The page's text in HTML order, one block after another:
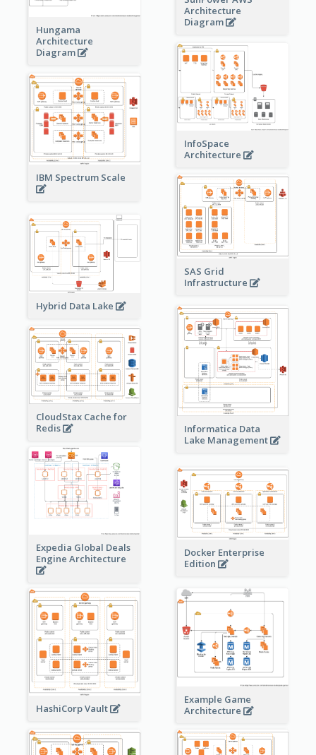
Hungama
Architecture
Diagram
Architecture
Diagram
InfoSpace
Architecture
IBM Spectrum Scale
SAS Grid
Infrastructure
Hybrid Data Lake
Informatica Data
Lake Management
CloudStax Cache for
Redis
Expedia Global Deals
Engine Architecture
Docker Enterprise
Edition
HashiCorp Vault
Example Game
Architecture